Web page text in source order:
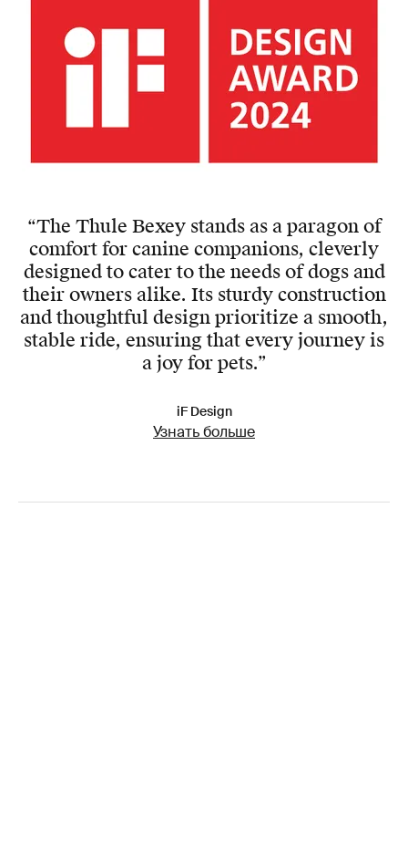
“The Thule Bexey stands as a paragon of
comfort for canine companions, cleverly
designed to cater to the needs of dogs and
their owners alike. Its sturdy construction
and thoughtful design prioritize a smooth,
stable ride, ensuring that every journey is
a joy for pets.”
iF Design
Узнать больше